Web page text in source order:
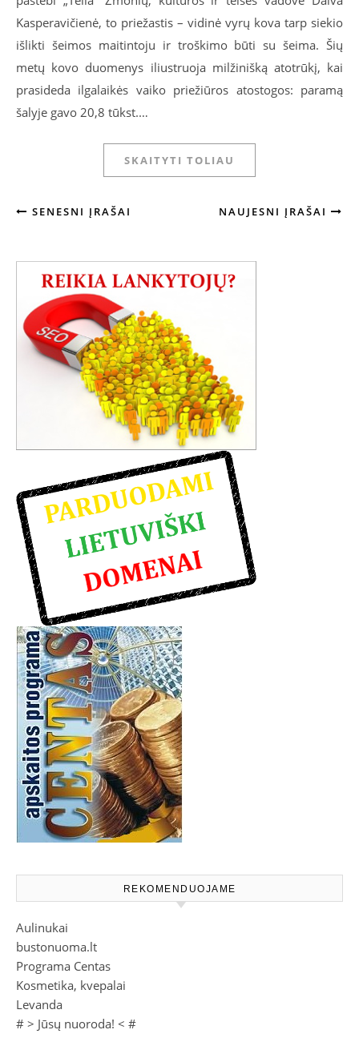
Kasperavičienė, to priežastis – vidinė vyrų kova tarp siekio
išlikti šeimos maitintoju ir troškimo būti su šeima. Šių
metų kovo duomenys iliustruoja milžinišką atotrūkį, kai
prasideda ilgalaikės vaiko priežiūros atostogos: paramą
šalyje gavo 20,8 tūkst.…
SKAITYTI TOLIAU
SENESNI ĮRAŠAI NAUJESNI ĮRAŠAI
REKOMENDUOJAME
Aulinukai
bustonuoma.lt
Programa Centas
Kosmetika, kvepalai
Levanda
# > Jūsų nuoroda! < #